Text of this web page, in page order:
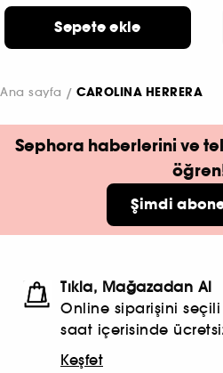
Sepete ekle
Ana sayfa CAROLINA HERRERA
Sephora haberlerini ve
Şimdi
Tıkla, Mağazadan Al
Online siparişini
saat içerisinde
Keşfet